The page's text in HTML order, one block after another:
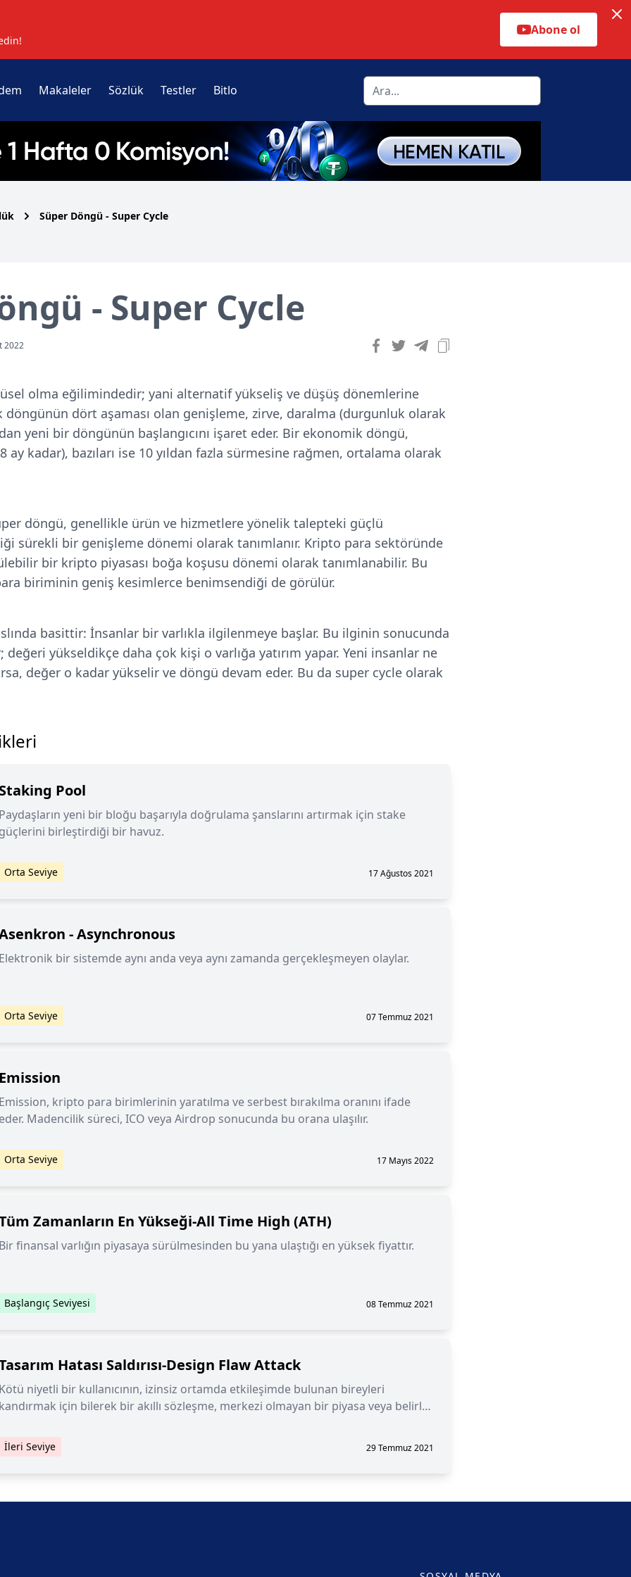
Abone ol
Makaleler Sözlük Testler Bitlo
Süper Döngü - Super Cycle
- Super Cycle
2022
olma eğilimindedir; yani alternatif yükseliş ve düşüş dönemlerine
döngünün dört aşaması olan genişleme, zirve, daralma (durgunluk olarak
yeni bir döngünün başlangıcını işaret eder. Bir ekonomik döngü,
ay kadar), bazıları ise 10 yıldan fazla sürmesine rağmen, ortalama olarak
döngü, genellikle ürün ve hizmetlere yönelik talepteki güçlü
sürekli bir genişleme dönemi olarak tanımlanır. Kripto para sektöründe
bir kripto piyasası boğa koşusu dönemi olarak tanımlanabilir. Bu
biriminin geniş kesimlerce benimsendiği de görülür.
basittir: İnsanlar bir varlıkla ilgilenmeye başlar. Bu ilginin sonucunda
değeri yükseldikçe daha çok kişi o varlığa yatırım yapar. Yeni insanlar ne
değer o kadar yükselir ve döngü devam eder. Bu da super cycle olarak
Pool
yeni bir bloğu başarıyla doğrulama şanslarını artırmak için stake
birleştirdiği bir havuz.
Orta Seviye 17 Ağustos 2021
- Asynchronous
bir sistemde aynı anda veya aynı zamanda gerçekleşmeyen olaylar.
Orta Seviye 07 Temmuz 2021
kripto para birimlerinin yaratılma ve serbest bırakılma oranını ifade
Madencilik süreci, ICO veya Airdrop sonucunda bu orana ulaşılır.
Orta Seviye 17 Mayıs 2022
Zamanların En Yükseği-All Time High (ATH)
finansal varlığın piyasaya sürülmesinden bu yana ulaştığı en yüksek fiyattır.
Başlangıç Seviyesi 08 Temmuz 2021
Hatası Saldırısı-Design Flaw Attack
niyetli bir kullanıcının, izinsiz ortamda etkileşimde bulunan bireyleri
için bilerek bir akıllı sözleşme, merkezi olmayan bir piyasa veya belirli
İleri Seviye 29 Temmuz 2021